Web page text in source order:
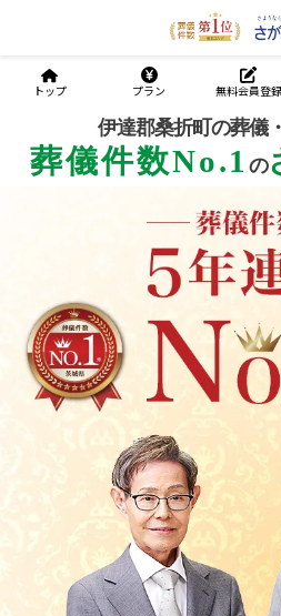
伊達郡桑折町の葬儀
葬儀件数No.1の
トップ プラン 無料会員登録